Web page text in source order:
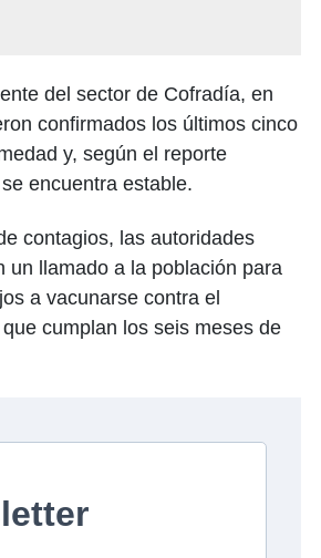
del sector de Cofradía, en
confirmados los últimos cinco
y, según el reporte
encuentra estable.
contagios, las autoridades
un llamado a la población para
a vacunarse contra el
cumplan los seis meses de